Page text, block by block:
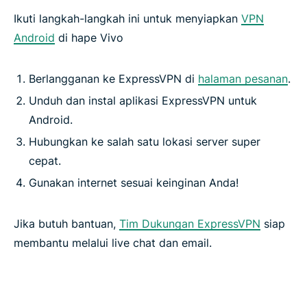
Bermain game di Vivo dengan aplikasi VPN
Tanya jawab umum
Aplikasi ExpressVPN untuk fitur utama Vivo
Pelanggan suka ExpressVPN
Coba ExpressVPN di Vivo Anda bebas risiko
Ikuti langkah-langkah ini untuk menyiapkan VPN
Android di hape Vivo
Berlangganan ke ExpressVPN di halaman pesanan.
Unduh dan instal aplikasi ExpressVPN untuk
Android.
Hubungkan ke salah satu lokasi server super
cepat.
Gunakan internet sesuai keinginan Anda!
Jika butuh bantuan, Tim Dukungan ExpressVPN siap
membantu melalui live chat dan email.